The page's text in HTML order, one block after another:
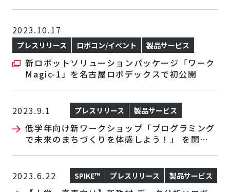
2023.10.17
プレスリリース ロボコン/イベント 製品サービス
新ロボットソリューションパッケージ「ワーク
Magic-1」を名古屋ロボデックスで初公開
2023.9.1 プレスリリース 製品サービス
低学年向け新ワークショップ「プログラミング
で未来のまちづくりを体感しよう！」 を開
2023.6.22 SPIKE™ プレスリリース 製品サービス